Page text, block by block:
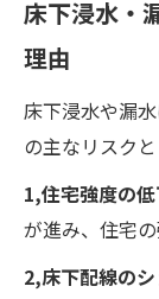
床下浸水・
理由
床下浸水や漏
の主なリスク
1,住宅強度の低
が進み、住宅の
2,床下配線のシ